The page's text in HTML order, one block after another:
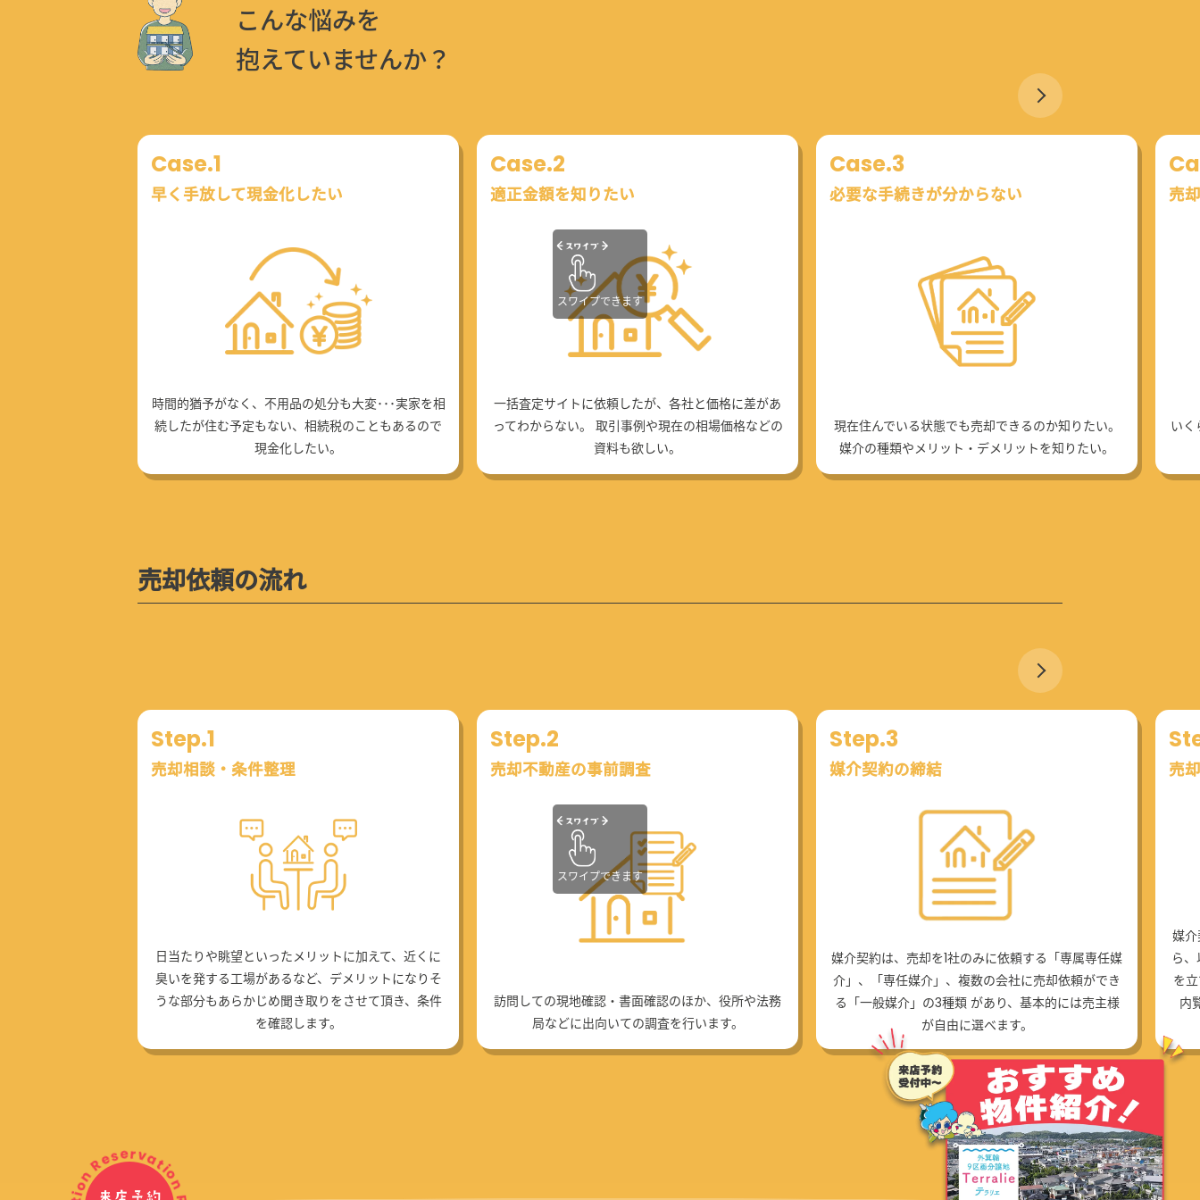
来店予約
こんな悩みを
抱えていませんか？
Case.1
早く手放して現金化したい
時間的猶予がなく、不用品の処分も大変･･･実家を相
続したが住む予定もない、相続税のこともあるので
現金化したい。
Case.2
適正金額を知りたい
一括査定サイトに依頼したが、各社と価格に差があ
ってわからない。 取引事例や現在の相場価格などの
資料も欲しい。
Case.3
必要な手続きが分からない
現在住んでいる状態でも売却できるのか知りたい。
媒介の種類やメリット・デメリットを知りたい。
売
い
スワイプできます
売却依頼の流れ
Step.1
売却相談・条件整理
日当たりや眺望といったメリットに加えて、近くに
臭いを発する工場があるなど、デメリットになりそ
うな部分もあらかじめ聞き取りをさせて頂き、条件
を確認します。
Step.2
売却不動産の事前調査
訪問しての現地確認・書面確認のほか、役所や法務
局などに出向いての調査を行います。
Step.3
媒介契約の締結
媒介契約は、売却を1社のみに依頼する「専属専任媒
介」、「専任媒介」、複数の会社に売却依頼ができ
る「一般媒介」の3種類 があり、基本的には売主様
が自由に選べます。
売
媒
ら
を
内
スワイプできます